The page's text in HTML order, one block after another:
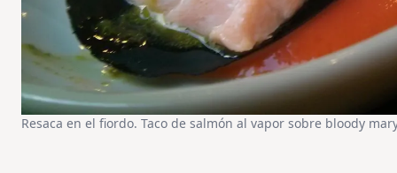
Resaca en el fiordo. Taco de salmón al vapor sobre bloody